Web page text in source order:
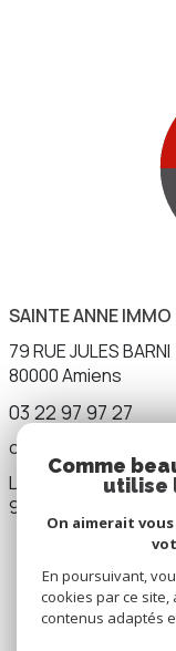
SAINTE ANNE IMMO
79 RUE JULES BARNI
80000Amiens
03 22 97 97 27
Lundi au vendredi :
9h00 - 12h00 /
Comme
utilise
On aimerait
En poursuivant,
cookies par ce
contenus adaptés